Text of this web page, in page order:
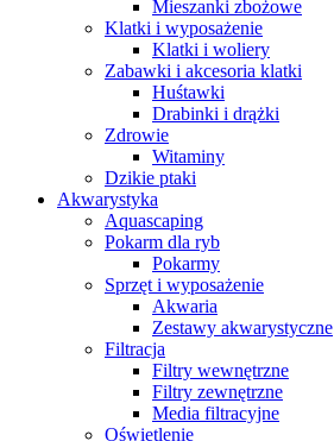
Mieszanki zbożowe
Klatki i wyposażenie
Klatki i woliery
Zabawki i akcesoria klatki
Huśtawki
Drabinki i drążki
Zdrowie
Witaminy
Dzikie ptaki
Akwarystyka
Aquascaping
Pokarm dla ryb
Pokarmy
Sprzęt i wyposażenie
Akwaria
Zestawy akwarystyczne
Filtracja
Filtry wewnętrzne
Filtry zewnętrzne
Media filtracyjne
Oświetlenie